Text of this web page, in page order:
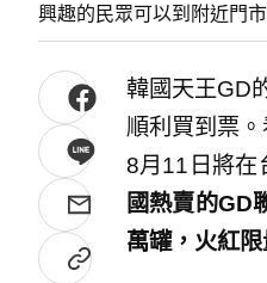
興趣的民眾可以到附近門
韓國天王GD
順利買到票
8月11日將在
國熱賣的GD
萬罐，火紅